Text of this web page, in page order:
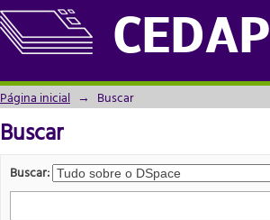
CEDAP
Buscar
Página inicial → Buscar
Buscar
Buscar: